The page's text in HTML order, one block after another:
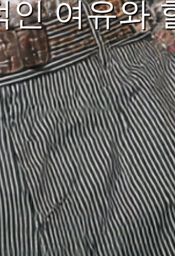
여유와